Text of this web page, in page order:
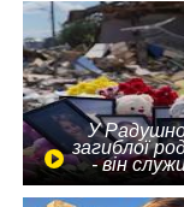
У
загиблої
- він